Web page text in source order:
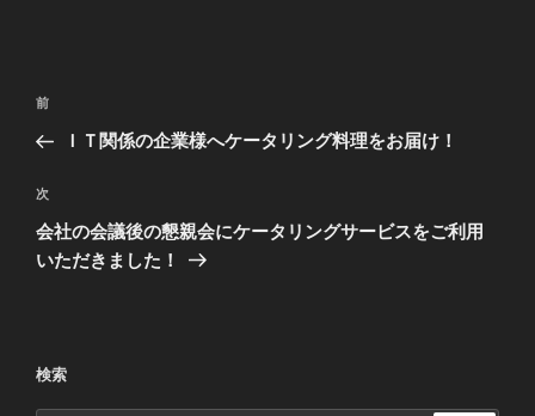
投
ナ
ビ
ゲ
ー
前
の
稿
前
ＩＴ関係の企業様へケータリング料理をお届け！
次
の
投
次
会社の会議後の懇親会にケータリングサービスをご利用
いただきました！
検索